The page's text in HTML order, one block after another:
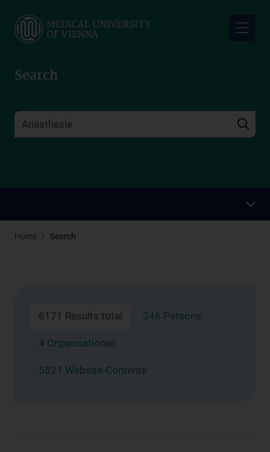
main
Search
Home Search
6171 Results total 346 Persons
4 Organisationen
5821 Website-Contents